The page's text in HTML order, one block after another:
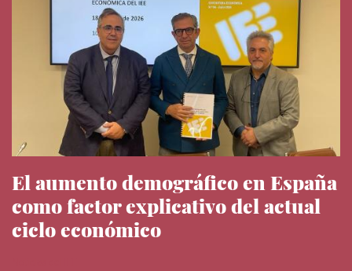
El aumento demográfico en España
como factor explicativo del actual
ciclo económico